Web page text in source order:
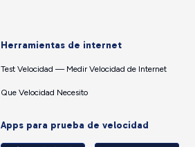
Herramientas de internet
Test Velocidad — Medir Velocidad de Internet
Que Velocidad Necesito
Apps para prueba de velocidad